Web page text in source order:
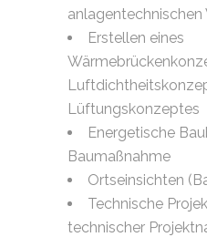
Erstellen eines
Lüftungskonzeptes
Energetische
Baumaßnahme
Ortseinsichten
Technische
technischer